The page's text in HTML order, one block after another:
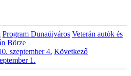
Program Dunaújváros Veterán autók és
Börze
szeptember 4. Következő
1.